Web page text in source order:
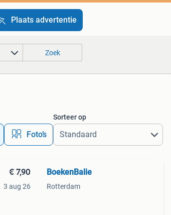
Plaats advertentie
Zoek
Foto’s
Sorteer op
€ 7,90
3 aug 26
BoekenBalie
Rotterdam